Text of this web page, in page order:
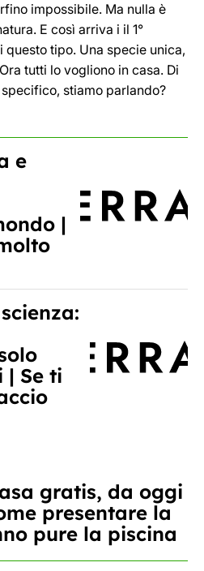
impossibile. Ma nulla è
E così arriva i il 1°
tipo. Una specie unica,
tutti lo vogliono in casa. Di
stiamo parlando?
e
|
Se ti
gratis, da oggi
presentare la
pure la piscina